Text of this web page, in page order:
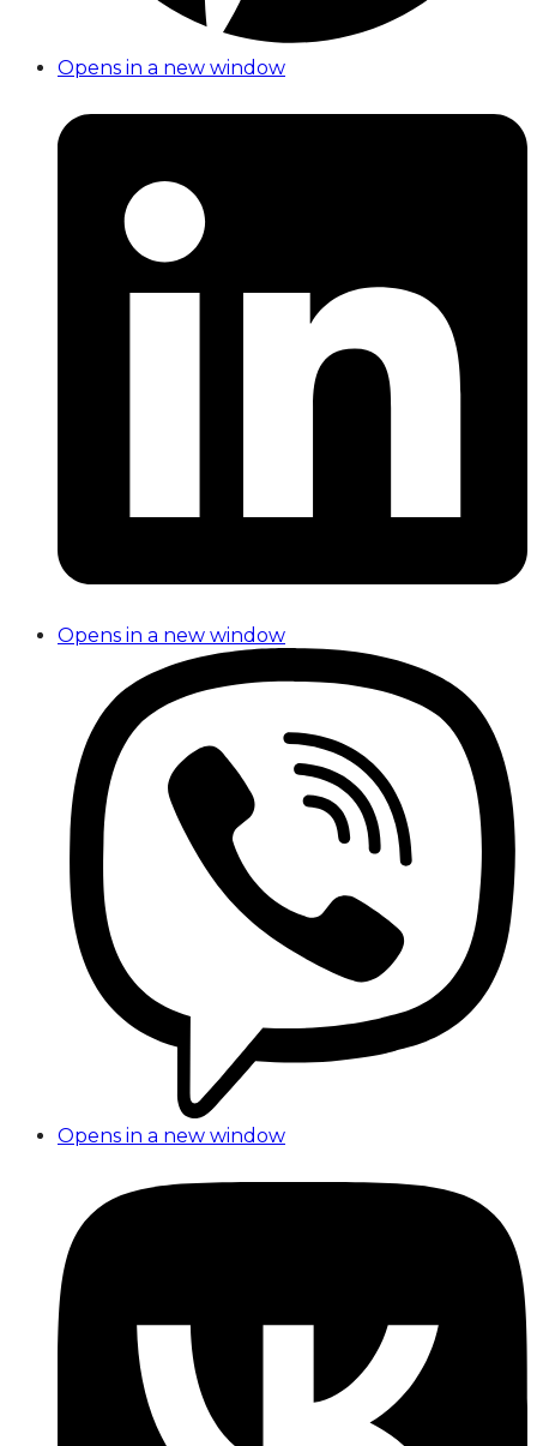
Opens in a new window
Opens in a new window
Opens in a new window